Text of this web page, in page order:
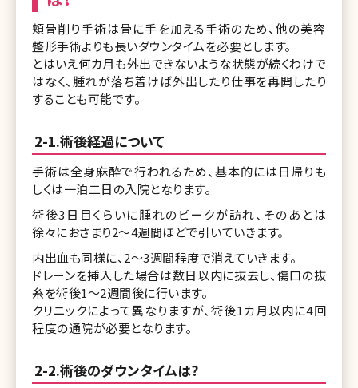
頬骨削り手術は骨に手を加える手術のため、他の美容
整形手術よりも長いダウンタイムを必要とします。
とはいえ何カ月も外出できないような状態が続くわけで
はなく、腫れが落ち着けば外出したり仕事を再開したり
することも可能です。
2-1.術後経過について
手術は全身麻酔で行われるため、基本的には日帰りも
しくは一泊二日の入院となります。
術後3日目くらいに腫れのピークが訪れ、そのあとは
徐々におさまり2～4週間ほどで引いていきます。
内出血も同様に、2～3週間程度で消えていきます。
ドレーンを挿入した場合は数日以内に抜去し、傷口の抜
糸を術後1～2週間後に行います。
クリニックによって異なりますが、術後1カ月以内に4回
程度の通院が必要となります。
2-2.術後のダウンタイムは?